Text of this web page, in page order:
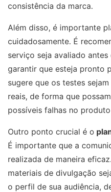
consistência da marca.
Além disso, é importante
cuidadosamente. É
serviço seja avaliado
garantir que esteja pronto
sugere que os testes
reais, de forma que
possíveis falhas no
Outro ponto crucial é o
É importante que a
realizada de maneira
materiais de divulgação
o perfil de sua audiência,